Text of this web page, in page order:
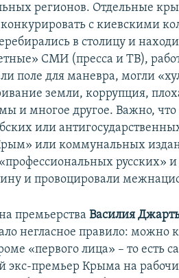
регионов. Отдельные
с киевскими
в столицу и
СМИ (пресса и ТВ),
поле для маневра, могли
земли, коррупция,
и многое другое. Важно, что
или
или коммунальных
русских» и
и провоцировали
премьерства Василия
негласное правило: можно
«первого лица» – то есть
экс-премьер Крыма на